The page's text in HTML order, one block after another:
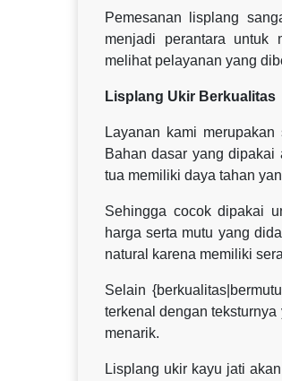
Pemesanan lisplang
menjadi perantara untuk
melihat pelayanan yang
Lisplang Ukir Berkualitas
Layanan kami
Bahan dasar yang
tua memiliki daya tahan
Sehingga cocok dipakai
harga serta mutu yang
natural karena memiliki
Selain
terkenal dengan
menarik.
Lisplang ukir kayu jati